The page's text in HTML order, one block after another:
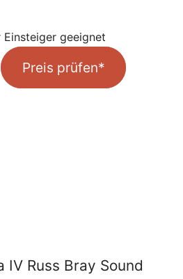
geeignet
Preis prüfen*
IV Russ Bray Sound